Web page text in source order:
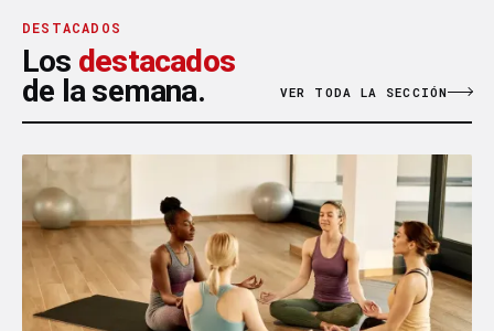
DESTACADOS
Los destacados
de la semana.
VER TODA LA SECCIÓN